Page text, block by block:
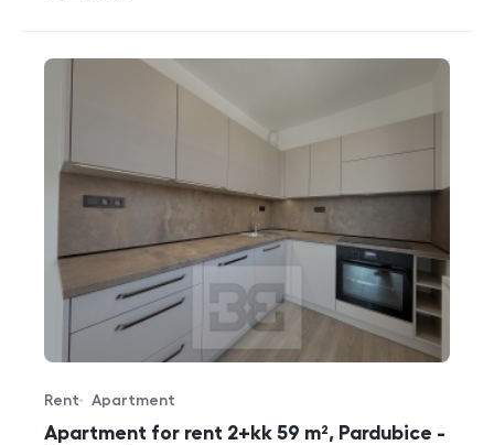
Apartment for rent 2+kk 59 m², Pardubice -
Offer type
Rent
Property type
Apartment